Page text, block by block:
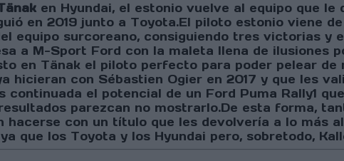
en Hyundai, el estonio vuelve al equipo que
en 2019 junto a Toyota.El piloto estonio viene
equipo surcoreano, consiguiendo tres victorias y
a M-Sport Ford con la maleta llena de ilusiones
en Tänak el piloto perfecto para poder pelear
hicieran con Sébastien Ogier en 2017 y que les
el potencial de un Ford Puma Rally1
parezcan no mostrarlo.De esta forma,
hacerse con un título que les devolvería a lo más
que los Toyota y los Hyundai pero, sobretodo,